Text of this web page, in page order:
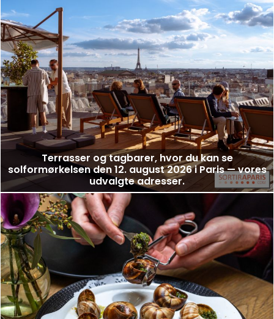
Terrasser og tagbarer, hvor du kan se
solformørkelsen den 12. august 2026 i Paris — vores
udvalgte adresser.